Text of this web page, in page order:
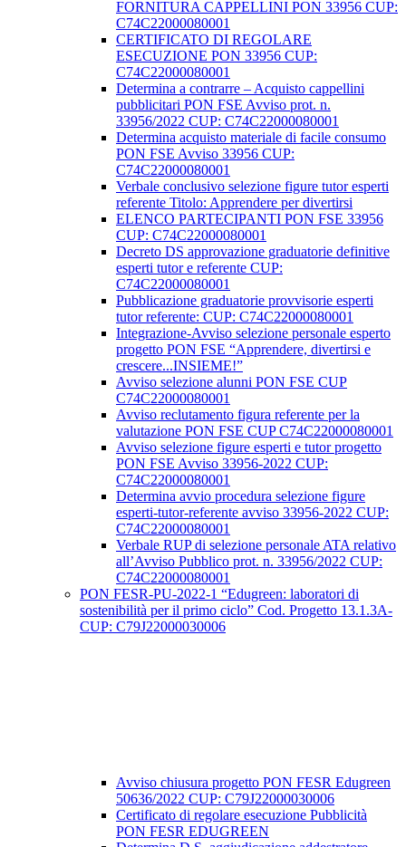
FORNITURA CAPPELLINI PON 33956 CUP:
C74C22000080001
CERTIFICATO DI REGOLARE
ESECUZIONE PON 33956 CUP:
C74C22000080001
Determina a contrarre – Acquisto cappellini
pubblicitari PON FSE Avviso prot. n.
33956/2022 CUP: C74C22000080001
Determina acquisto materiale di facile consumo
PON FSE Avviso 33956 CUP:
C74C22000080001
Verbale conclusivo selezione figure tutor esperti
referente Titolo: Apprendere per divertirsi
ELENCO PARTECIPANTI PON FSE 33956
CUP: C74C22000080001
Decreto DS approvazione graduatorie definitive
esperti tutor e referente CUP:
C74C22000080001
Pubblicazione graduatorie provvisorie esperti
tutor referente: CUP: C74C22000080001
Integrazione-Avviso selezione personale esperto
progetto PON FSE “Apprendere, divertirsi e
crescere...INSIEME!”
Avviso selezione alunni PON FSE CUP
C74C22000080001
Avviso reclutamento figura referente per la
valutazione PON FSE CUP C74C22000080001
Avviso selezione figure esperti e tutor progetto
PON FSE Avviso 33956-2022 CUP:
C74C22000080001
Determina avvio procedura selezione figure
esperti-tutor-referente avviso 33956-2022 CUP:
C74C22000080001
Verbale RUP di selezione personale ATA relativo
all’Avviso Pubblico prot. n. 33956/2022 CUP:
C74C22000080001
PON FESR-PU-2022-1 “Edugreen: laboratori di
sostenibilità per il primo ciclo” Cod. Progetto 13.1.3A-
CUP: C79J22000030006
Avviso chiusura progetto PON FESR Edugreen
50636/2022 CUP: C79J22000030006
Certificato di regolare esecuzione Pubblicità
PON FESR EDUGREEN